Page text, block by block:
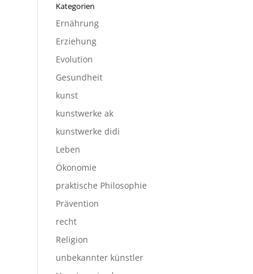
Kategorien
Ernährung
Erziehung
Evolution
Gesundheit
kunst
kunstwerke ak
kunstwerke didi
Leben
Ökonomie
praktische Philosophie
Prävention
recht
Religion
unbekannter künstler